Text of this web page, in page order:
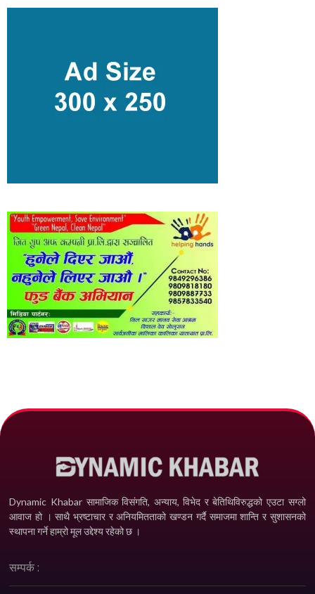
Dynamic Khabar सामाजिक विसंगति, अन्याय, विभेद­ र बेतिथिविरुद्धको एउटा सग्लो
आवाज हो । साथै भ्रष्टाचार र अनियमितताको खण्डन गर्दै समाजमा शान्ति र सुशासनको
स्थापना गर्ने हाम्रो मूल उद्देश्य रहेको छ ।
सम्पर्क :